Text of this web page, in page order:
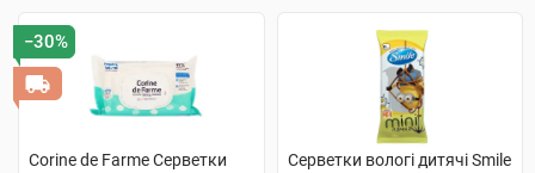
−30%
Corine de Farme Серветки
Серветки вологі дитячі Smile